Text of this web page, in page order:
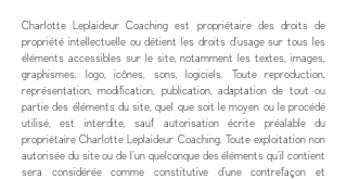
Charlotte Leplaideur Coaching est propriétaire des droits de
propriété intellectuelle ou détient les droits d’usage sur tous les
éléments accessibles sur le site, notamment les textes, images,
graphismes, logo, icônes, sons, logiciels. Toute reproduction,
représentation, modification, publication, adaptation de tout ou
partie des éléments du site, quel que soit le moyen ou le procédé
utilisé, est interdite, sauf autorisation écrite préalable du
propriétaire Charlotte Leplaideur Coaching. Toute exploitation non
autorisée du site ou de l’un quelconque des éléments qu’il contient
sera considérée comme constitutive d’une contrefaçon et